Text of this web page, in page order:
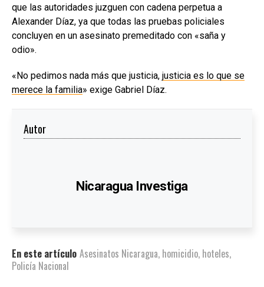
que las autoridades juzguen con cadena perpetua a
Alexander Díaz, ya que todas las pruebas policiales
concluyen en un asesinato premeditado con «saña y
odio».
«No pedimos nada más que justicia, justicia es lo que se
merece la familia» exige Gabriel Díaz.
Autor
Nicaragua Investiga
En este artículo Asesinatos Nicaragua, homicidio, hoteles,
Policía Nacional